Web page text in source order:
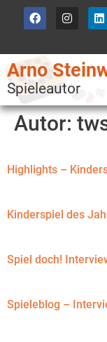
Arno
Spieleautor
Autor:
Highlights –
Kinderspiel des
Spiel doch!
Spieleblog –